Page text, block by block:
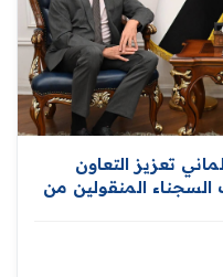
تعزيز التعاون
السجناء المنقولين من